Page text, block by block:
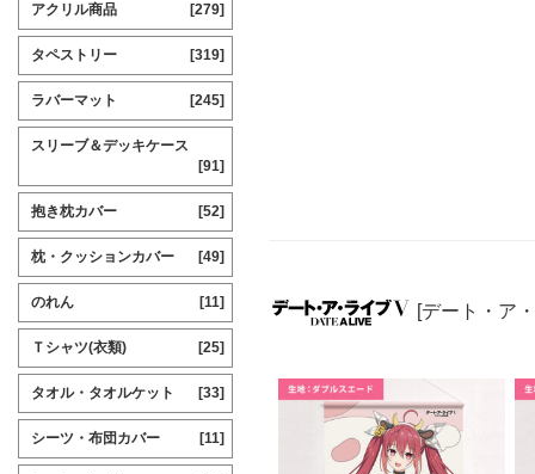
[デート・ア
アクリル商品 [279]
タペストリー [319]
ラバーマット [245]
スリーブ＆デッキケース
[91]
抱き枕カバー [52]
枕・クッションカバー [49]
のれん [11]
Ｔシャツ(衣類) [25]
タオル・タオルケット [33]
シーツ・布団カバー [11]